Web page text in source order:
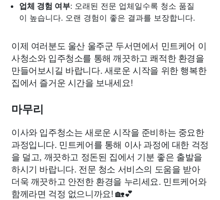
업체 경험 여부: 오래된 전문 업체일수록 청소 품질
이 높습니다. 오랜 경험이 좋은 결과를 보장합니다.
이제 여러분도 울산 울주군 두서면에서 민트케어 이
사청소와 입주청소를 통해 깨끗하고 쾌적한 환경을
만들어보시길 바랍니다. 새로운 시작을 위한 행복한
집에서 즐거운 시간을 보내세요!
마무리
이사와 입주청소는 새로운 시작을 준비하는 중요한
과정입니다. 민트케어를 통해 이사 과정에 대한 걱정
을 덜고, 깨끗하고 정돈된 집에서 기분 좋은 출발을
하시기 바랍니다. 전문 청소 서비스의 도움을 받아
더욱 깨끗하고 안전한 환경을 누리세요. 민트케어와
함께라면 걱정 없으니까요! 🏡💕